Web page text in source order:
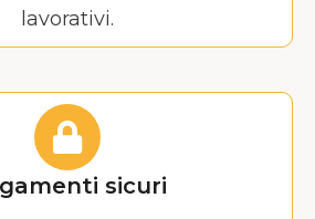
lavorativi.
sicuri